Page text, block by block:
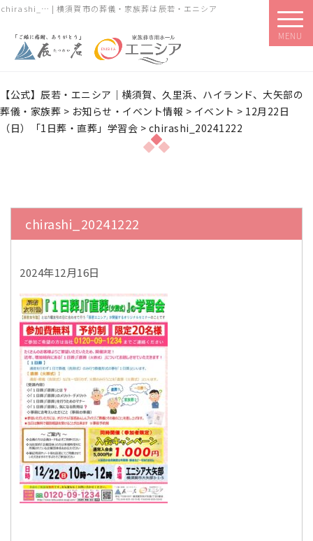
chirashi_… | 横須賀市の葬儀・家族葬は辰若・エニシア
MENU
【公式】辰若・エニシア｜横須賀、久里浜、ハイランド、大矢部の
葬儀・家族葬 > お知らせ・イベント情報 > イベント > 12月22日
（日）「1日葬・直葬」学習会 > chirashi_20241222
chirashi_20241222
2024年12月16日